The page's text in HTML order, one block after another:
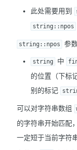
此处需要用到
string::npos
string::npos 参
string 中
的位置（下标
别的标记
可以对字符串数组
的字符串开始匹配
一定短于当前字符串